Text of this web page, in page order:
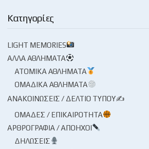
Κατηγορίες
LIGHT MEMORIES
ΆΛΛΑ ΑΘΛΉΜΑΤΑ
ΑΤΟΜΙΚΆ ΑΘΛΉΜΑΤΑ
ΟΜΑΔΙΚΆ ΑΘΛΉΜΑΤΑ
ΑΝΑΚΟΙΝΏΣΕΙΣ / ΔΕΛΤΊΟ ΤΎΠΟΥ✍
ΟΜΆΔΕΣ / ΕΠΙΚΑΙΡΌΤΗΤΑ
ΑΡΘΡΟΓΡΑΦΊΑ / ΑΠΌΗΧΟΙ
ΔΗΛΏΣΕΙΣ